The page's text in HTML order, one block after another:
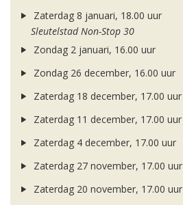
Zaterdag 8 januari, 18.00 uur
Sleutelstad Non-Stop 30
Zondag 2 januari, 16.00 uur
Zondag 26 december, 16.00 uur
Zaterdag 18 december, 17.00 uur
Zaterdag 11 december, 17.00 uur
Zaterdag 4 december, 17.00 uur
Zaterdag 27 november, 17.00 uur
Zaterdag 20 november, 17.00 uur